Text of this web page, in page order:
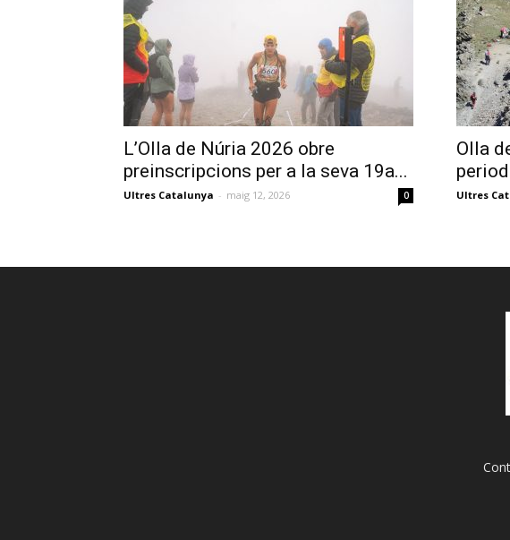
L’Olla de Núria 2026 obre
preinscripcions per a la seva 19a...
Ultres Catalunya - maig 12, 2026 0
Olla
Ultres